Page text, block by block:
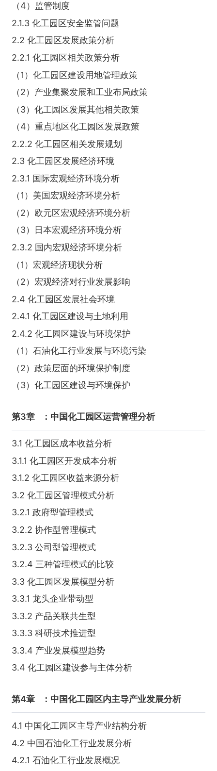
（4）监管制度
2.1.3 化工园区安全监管问题
2.2 化工园区发展政策分析
2.2.1 化工园区相关政策分析
（1）化工园区建设用地管理政策
（2）产业集聚发展和工业布局政策
（3）化工园区发展其他相关政策
（4）重点地区化工园区发展政策
2.2.2 化工园区相关发展规划
2.3 化工园区发展经济环境
2.3.1 国际宏观经济环境分析
（1）美国宏观经济环境分析
（2）欧元区宏观经济环境分析
（3）日本宏观经济环境分析
2.3.2 国内宏观经济环境分析
（1）宏观经济现状分析
（2）宏观经济对行业发展影响
2.4 化工园区发展社会环境
2.4.1 化工园区建设与土地利用
2.4.2 化工园区建设与环境保护
（1）石油化工行业发展与环境污染
（2）政策层面的环境保护制度
（3）化工园区建设与环境保护
第3章 ：中国化工园区运营管理分析
3.1 化工园区成本收益分析
3.1.1 化工园区开发成本分析
3.1.2 化工园区收益来源分析
3.2 化工园区管理模式分析
3.2.1 政府型管理模式
3.2.2 协作型管理模式
3.2.3 公司型管理模式
3.2.4 三种管理模式的比较
3.3 化工园区发展模型分析
3.3.1 龙头企业带动型
3.3.2 产品关联共生型
3.3.3 科研技术推进型
3.3.4 产业发展模型趋势
3.4 化工园区建设参与主体分析
第4章 ：中国化工园区内主导产业发展分析
4.1 中国化工园区主导产业结构分析
4.2 中国石油化工行业发展分析
4.2.1 石油化工行业发展概况